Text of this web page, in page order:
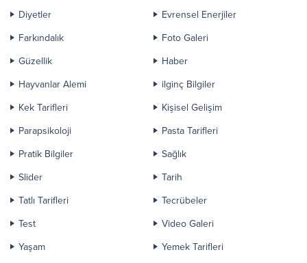
Diyetler
Evrensel Enerjiler
Farkındalık
Foto Galeri
Güzellik
Haber
Hayvanlar Alemi
ilginç Bilgiler
Kek Tarifleri
Kişisel Gelişim
Parapsikoloji
Pasta Tarifleri
Pratik Bilgiler
Sağlık
Slider
Tarih
Tatlı Tarifleri
Tecrübeler
Test
Video Galeri
Yaşam
Yemek Tarifleri